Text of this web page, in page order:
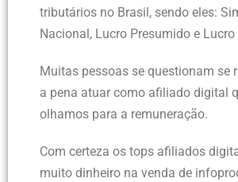
tributários no Brasil, sendo eles:
Nacional, Lucro Presumido e Lucro
Muitas pessoas se questionam se
a pena atuar como afiliado digital
olhamos para a remuneração.
Com certeza os tops afiliados
muito dinheiro na venda de